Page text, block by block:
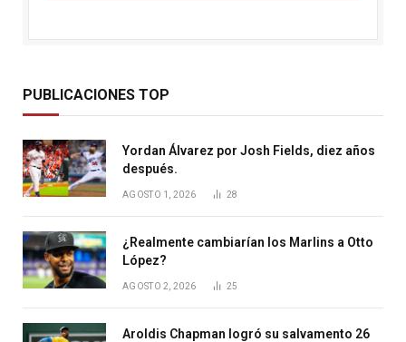
PUBLICACIONES TOP
Yordan Álvarez por Josh Fields, diez años
después.
AGOSTO 1, 2026 28
¿Realmente cambiarían los Marlins a Otto
López?
AGOSTO 2, 2026 25
Aroldis Chapman logró su salvamento 26